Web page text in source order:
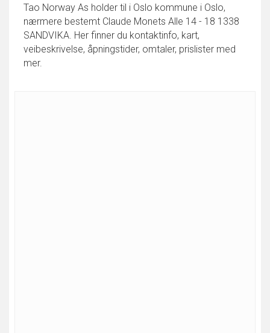
Tao Norway As holder til i Oslo kommune i Oslo,
nærmere bestemt Claude Monets Alle 14 - 18 1338
SANDVIKA. Her finner du kontaktinfo, kart,
veibeskrivelse, åpningstider, omtaler, prislister med
mer.